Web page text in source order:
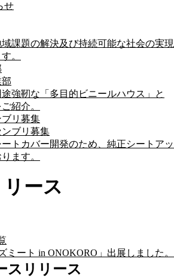
せ
課題の解決及び持続可能な社会の実現
。
強靭な「多目的ビニールハウス」と
紹介。
リ募集
トカバー開発のため、純正シートアッ
ます。
ース
ミート in ONOKORO」出展しました。
スリリース